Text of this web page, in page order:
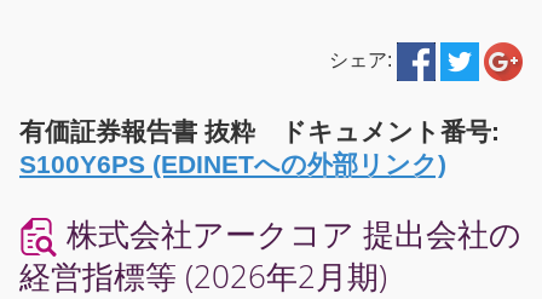
シェア:
有価証券報告書 抜粋 ドキュメント番号:
S100Y6PS (EDINETへの外部リンク)
株式会社アークコア 提出会社の
経営指標等 (2026年2月期)